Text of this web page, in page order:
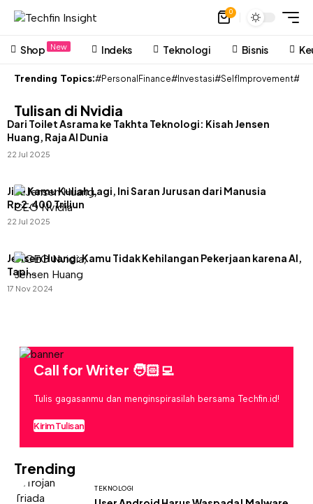
0
Shop New Indeks Teknologi Bisnis
Trending Topics:#PersonalFinance#Investasi#SelfImprovement
Tulisan di Nvidia
Dari Toilet Asrama ke Takhta Teknologi: Kisah Jensen
Huang, Raja AI Dunia
22 Jul 2025
Jika Kamu Kuliah Lagi, Ini Saran Jurusan dari Manusia
Rp2.400 Triliun
22 Jul 2025
Jensen Huang: Kamu Tidak Kehilangan Pekerjaan karena AI,
Tapi…
17 Nov 2024
Call for Writer 🧑🏻‍💻
Tulis gagasanmu dan menginspirasilah bersama Techfin.id!
Kirim Tulisan
Trending
TEKNOLOGI